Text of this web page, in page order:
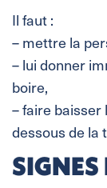
Il faut :
– mettre la
– lui donner
boire,
– faire baisser
dessous de la
SIGNES